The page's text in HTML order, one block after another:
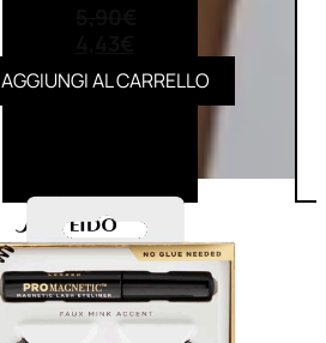
AGGIUNGI AL CARRELLO